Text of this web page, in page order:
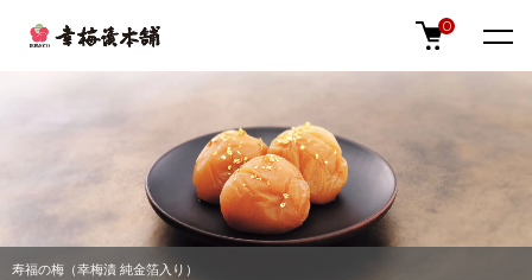
0
寿福の梅（幸梅漬 純金箔入り）